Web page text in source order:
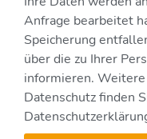
Anfrage bearbeitet
Speicherung
über die zu Ihrer
informieren.
Datenschutz finden